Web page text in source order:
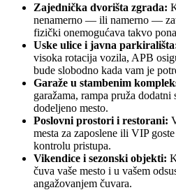
Zajednička dvorišta zgrada:
nenamerno — ili namerno —
fizički onemogućava takvo
Uske ulice i javna
visoka rotacija vozila, APB
bude slobodno kada vam je
Garaže u stambenim
garažama, rampa pruža
dodeljeno mesto.
Poslovni prostori i restorani:
mesta za zaposlene ili VIP
kontrolu pristupa.
Vikendice i sezonski objekti:
čuva vaše mesto i u vašem
angažovanjem čuvara.